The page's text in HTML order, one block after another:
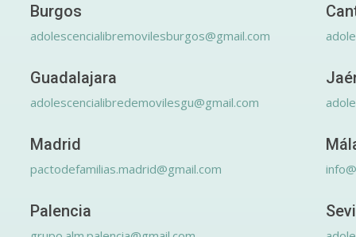
Burgos
adolescencialibremovilesburgos@gmail.com
Guadalajara
adolescencialibredemovilesgu@gmail.com
Madrid
pactodefamilias.madrid@gmail.com
Palencia